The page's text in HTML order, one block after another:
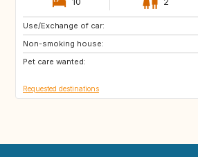
Use/Exchange of car:
Non-smoking house:
Pet care wanted:
AT
ES
SE
Requested destinations